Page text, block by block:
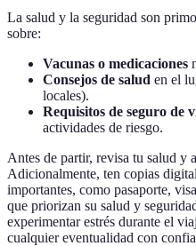
La salud y la seguridad son
sobre:
Vacunas o medicaciones
Consejos de salud en el
locales).
Requisitos de seguro de
actividades de riesgo.
Antes de partir, revisa tu salud y
Adicionalmente, ten copias
importantes, como pasaporte,
que priorizan su salud y
experimentar estrés durante el
cualquier eventualidad con